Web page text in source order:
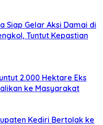
Siap Gelar Aksi Damai di
Tuntut Kepastian
2.000 Hektare Eks
ke Masyarakat
Kediri Bertolak ke